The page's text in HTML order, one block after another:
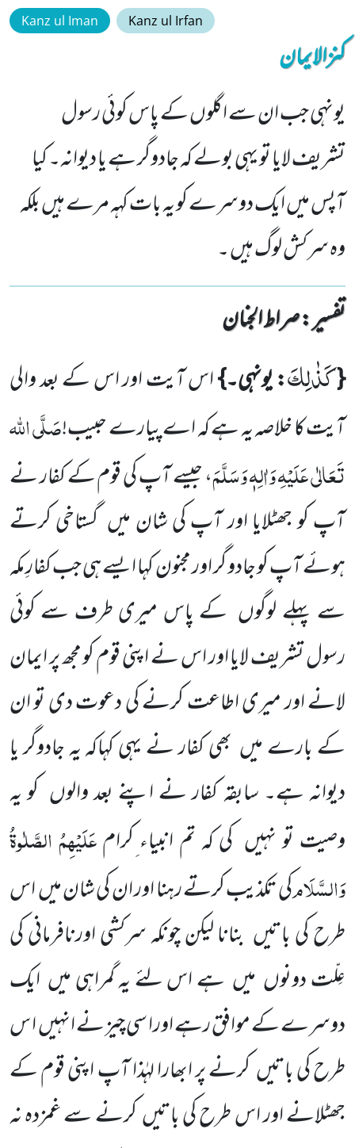
Kanz ul Iman Kanz ul Irfan
کنزالایمان
یونہی جب ان سے اگلوں کے پاس کوئی رسول
تشریف لایا تو یہی بولے کہ جادوگر ہے یا دیوانہ۔ کیا
آپس میں ایک دوسرے کو یہ بات کہہ مرے ہیں بلکہ
وہ سرکش لوگ ہیں ۔
تفسیر : ‎صراط الجنان
{كَذٰلِكَ: یونہی۔}اس آیت اور اس کے بعد والی
آیت کا خلاصہ یہ ہے کہ اے پیارے حبیب!صَلَّی اللہ
تَعَالٰی عَلَیْہِوَاٰلِہٖ وَسَلَّمَ، جیسے آپ کی قوم کے کفار نے
آپ کو جھٹلایا اور آپ کی شان میں گستاخی کرتے
ہوئے آپ کو جادو گر اور مجنون کہا ایسے ہی جب کفارِ مکہ
سے پہلے لوگوں کے پاس میری طرف سے کوئی
رسول تشریف لایا اور اس نے اپنی قوم کو مجھ پر ایمان
لانے اور میری اطاعت کرنے کی دعوت دی تو ان
کے بارے میں بھی کفار نے یہی کہاکہ یہ جادوگر یا
دیوانہ ہے۔ سابقہ کفار نے اپنے بعد والوں کو یہ
وصیت تو نہیں کی کہ تم انبیاء ِکرامعَلَیْہِمُ الصَّلٰوۃُ
وَالسَّلَامکی تکذیب کرتےرہنا اور ان کی شان میں اس
طرح کی باتیں بنانا لیکن چونکہ سرکشی اورنافرمانی کی
عِلّت دونوں میں ہے اس لئے یہ گمراہی میں ایک
دوسرے کے موافق رہے اورا سی چیز نے انہیں ا س
طرح کی باتیں کرنے پر ابھارا لہٰذا آپ اپنی قوم کے
جھٹلانے اور اس طرح کی باتیں کرنے سے غمزدہ نہ